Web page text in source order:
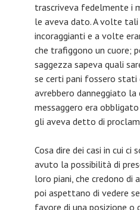
trascriveva fedelmente i
le aveva dato. A volte
incoraggianti e a volte
che trafiggono un cuore;
saggezza sapeva quali
se certi pani fossero stati
avrebbero danneggiato la
messaggero era
gli aveva detto di
Cosa dire dei casi in cui ci
avuto la possibilità di
loro piani, che credono di
poi aspettano di vedere
favore di una posizione o